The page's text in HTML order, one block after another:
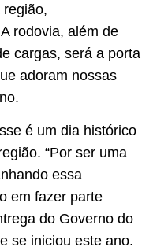
rodovia, além de
cargas, será a porta
adoram nossas
é um dia histórico
“Por ser uma
essa
em fazer parte
do Governo do
se iniciou este ano.